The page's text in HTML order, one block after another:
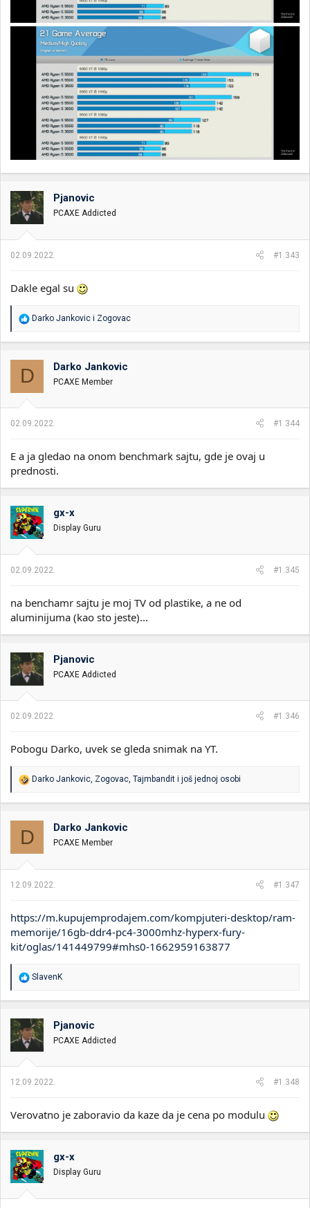
Pjanovic
PCAXE Addicted
02.09.2022. #1.343
Dakle egal su
R
a
o
v
a
n
:
Darko Jankovic i Zogovac
D Darko Jankovic
PCAXE Member
02.09.2022. #1.344
E a ja gledao na onom benchmark sajtu, gde je ovaj u
prednosti.
gx-x
Display Guru
02.09.2022. #1.345
na benchamr sajtu je moj TV od plastike, a ne od
aluminijuma (kao sto jeste)...
Pjanovic
PCAXE Addicted
02.09.2022. #1.346
Pobogu Darko, uvek se gleda snimak na YT.
R
a
o
v
a
n
:
Darko Jankovic, Zogovac, Tajmbandit i još jednoj osobi
D Darko Jankovic
PCAXE Member
12.09.2022. #1.347
https://m.kupujemprodajem.com/kompjuteri-desktop/ram-
memorije/16gb-ddr4-pc4-3000mhz-hyperx-fury-
kit/oglas/141449799#mhs0-1662959163877
R
a
o
v
a
n
:
SlavenK
Pjanovic
PCAXE Addicted
12.09.2022. #1.348
Verovatno je zaboravio da kaze da je cena po modulu
gx-x
Display Guru